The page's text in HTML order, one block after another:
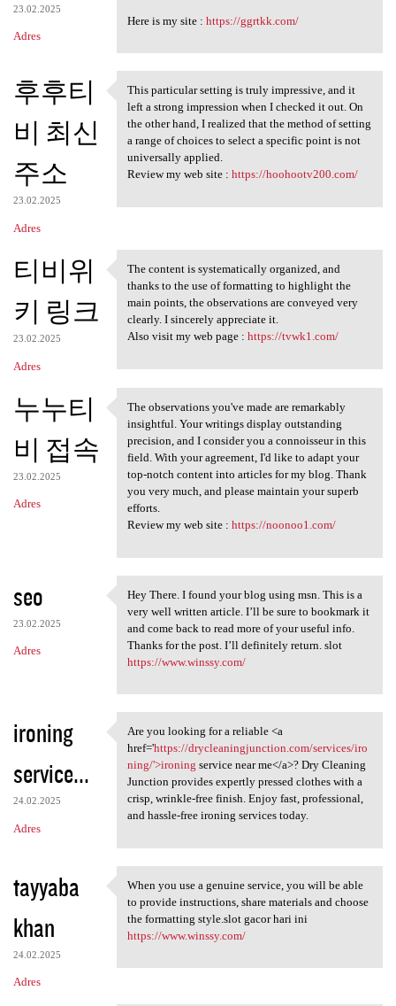
23.02.2025
Adres
Here is my site : https://ggrtkk.com/
후후티
비 최신
주소
23.02.2025
Adres
This particular setting is
This particular setting is truly impressive, and it
left a strong impression when I checked it out. On
the other hand, I realized that the method of setting
a range of choices to select a specific point is not
universally applied.
Review my web site : https://hoohootv200.com/
티비위
키 링크
23.02.2025
Adres
The content is systematically
The content is systematically organized, and
thanks to the use of formatting to highlight the
main points, the observations are conveyed very
clearly. I sincerely appreciate it.
Also visit my web page : https://tvwk1.com/
누누티
비 접속
23.02.2025
Adres
The observations you've made
The observations you've made are remarkably
insightful. Your writings display outstanding
precision, and I consider you a connoisseur in this
field. With your agreement, I'd like to adapt your
top-notch content into articles for my blog. Thank
you very much, and please maintain your superb
efforts.
Review my web site : https://noonoo1.com/
seo
23.02.2025
Adres
Hey There. I found your blog
Hey There. I found your blog using msn. This is a
very well written article. I’ll be sure to bookmark it
and come back to read more of your useful info.
Thanks for the post. I’ll definitely return. slot
https://www.winssy.com/
ironing
service...
24.02.2025
Adres
Are you looking for a
Are you looking for a reliable <a
href='https://drycleaningjunction.com/services/iro
ning/'>ironing service near me</a>? Dry Cleaning
Junction provides expertly pressed clothes with a
crisp, wrinkle-free finish. Enjoy fast, professional,
and hassle-free ironing services today.
tayyaba
khan
24.02.2025
Adres
When you use a genuine
When you use a genuine service, you will be able
to provide instructions, share materials and choose
the formatting style.slot gacor hari ini
https://www.winssy.com/